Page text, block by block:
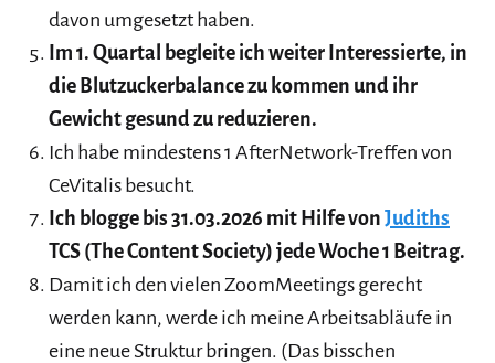
davon umgesetzt haben.
Im 1. Quartal begleite ich weiter Interessierte, in
die Blutzuckerbalance zu kommen und ihr
Gewicht gesund zu reduzieren.
Ich habe mindestens 1 AfterNetwork-Treffen von
CeVitalis besucht.
Ich blogge bis 31.03.2026 mit Hilfe von Judiths
TCS (The Content Society) jede Woche 1 Beitrag.
Damit ich den vielen ZoomMeetings gerecht
werden kann, werde ich meine Arbeitsabläufe in
eine neue Struktur bringen. (Das bisschen